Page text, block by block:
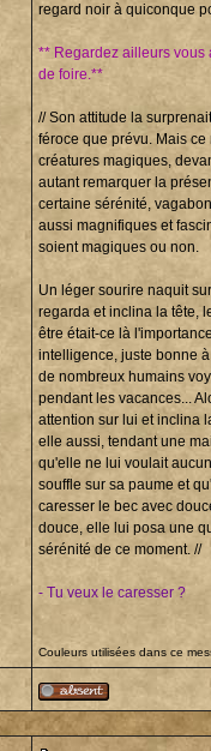
regard noir à quiconque
** Regardez ailleurs vous
de foire.**
// Son attitude la
féroce que prévu. Mais
créatures magiques,
autant remarquer la
certaine sérénité,
aussi magnifiques et
soient magiques ou non.
Un léger sourire naquit
regarda et inclina la tête,
être était-ce là
intelligence, juste bonne
de nombreux humains
pendant les vacances...
attention sur lui et inclina
elle aussi, tendant une
qu'elle ne lui voulait
souffle sur sa paume et
caresser le bec avec
douce, elle lui posa une
sérénité de ce moment. //
- Tu veux le caresser ?
Couleurs utilisées dans ce